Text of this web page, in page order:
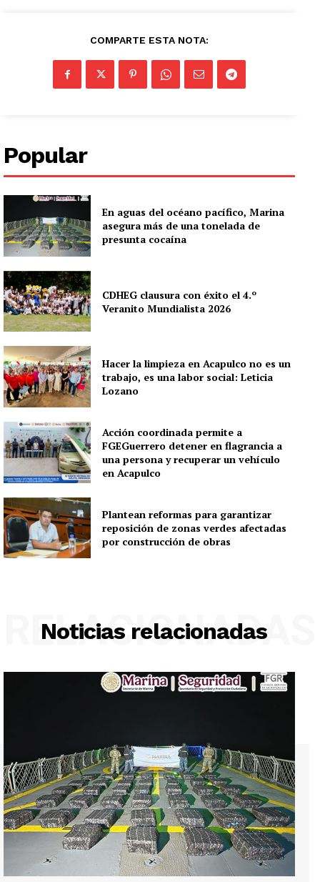
COMPARTE ESTA NOTA:
Popular
En aguas del océano pacífico, Marina
asegura más de una tonelada de
presunta cocaína
CDHEG clausura con éxito el 4.º
Veranito Mundialista 2026
Hacer la limpieza en Acapulco no es un
trabajo, es una labor social: Leticia
Lozano
Acción coordinada permite a
FGEGuerrero detener en flagrancia a
una persona y recuperar un vehículo
en Acapulco
Plantean reformas para garantizar
reposición de zonas verdes afectadas
por construcción de obras
Noticias relacionadas
RELACIONADAS